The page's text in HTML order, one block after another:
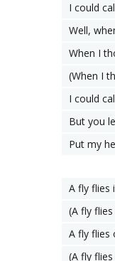
I could
Well,
When I
(When I
I could
But you
Put my
A fly flies
(A fly flies
A fly flies
(A fly